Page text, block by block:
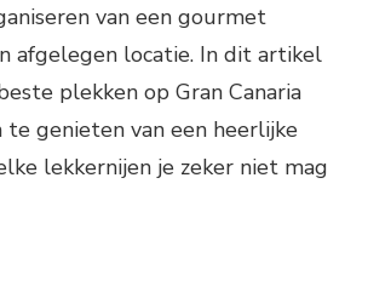
van een gourmet
afgelegen locatie. In dit artikel
plekken op Gran Canaria
te genieten van een heerlijke
lekkernijen je zeker niet mag